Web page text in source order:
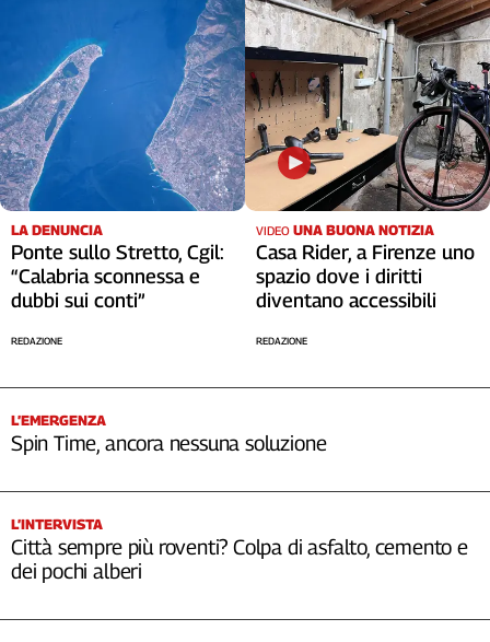
LA DENUNCIA
Ponte sullo Stretto, Cgil:
“Calabria sconnessa e
dubbi sui conti”
REDAZIONE
VIDEO UNA BUONA NOTIZIA
Casa Rider, a Firenze uno
spazio dove i diritti
diventano accessibili
REDAZIONE
L’EMERGENZA
Spin Time, ancora nessuna soluzione
L’INTERVISTA
Città sempre più roventi? Colpa di asfalto, cemento e
dei pochi alberi